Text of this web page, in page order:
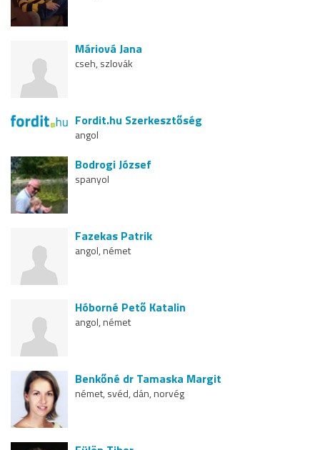
Máriová Jana
cseh, szlovák
Fordit.hu Szerkesztőség
angol
Bodrogi József
spanyol
Fazekas Patrik
angol, német
Hóborné Pető Katalin
angol, német
Benkőné dr Tamaska Margit
német, svéd, dán, norvég